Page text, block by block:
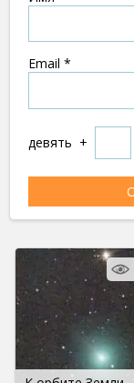
Email *
девять +